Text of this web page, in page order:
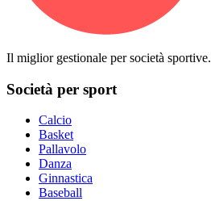
Il miglior gestionale per società sportive.
Società per sport
Calcio
Basket
Pallavolo
Danza
Ginnastica
Baseball